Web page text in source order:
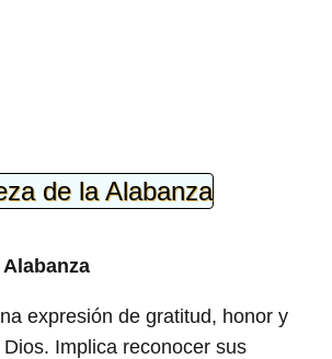
de la Alabanza
expresión de gratitud, honor y
Implica reconocer sus